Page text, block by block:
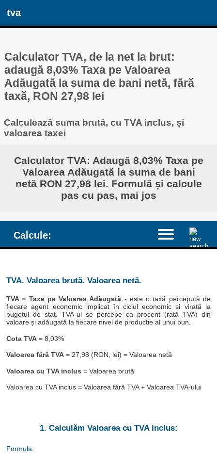
tva
Calculator TVA, de la net la brut:
adaugă 8,03% Taxa pe Valoarea
Adăugată la suma de bani netă, fără
taxă, RON 27,98 lei
Calculează suma brută, cu TVA inclus, și
valoarea taxei
Calculator TVA: Adaugă 8,03% Taxa pe
Valoarea Adăugată la suma de bani
netă RON 27,98 lei. Formulă și calcule
pas cu pas, mai jos
Calcule:
TVA. Valoarea brută. Valoarea netă.
TVA = Taxa pe Valoarea Adăugată - este o taxă percepută de
fiecare agent economic implicat în ciclul economic și virată la
bugetul de stat. TVA-ul se percepe ca procent (rată TVA) din
valoare și adăugată la fiecare nivel de producție al unui bun.
Cota TVA = 8,03%
Valoarea fără TVA = 27,98 (RON, lei) = Valoarea netă
Valoarea cu TVA inclus = Valoarea brută
Valoarea cu TVA inclus = Valoarea fără TVA + Valoarea TVA-ului
1. Calculăm Valoarea cu TVA inclus:
Formula: